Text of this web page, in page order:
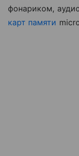
фонариком,
карт памяти